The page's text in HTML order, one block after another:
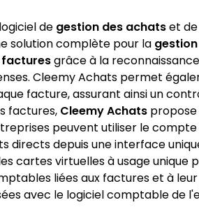
de gestion des achatset de
solution complète pour la
grâce à la
Cleemy Achats permet
facture, assurant ainsi un
factures, Cleemy Achats
peuvent utiliser le
directs depuis une interface
cartes virtuelles à usage unique
liées aux factures et à
avec le logiciel comptable de